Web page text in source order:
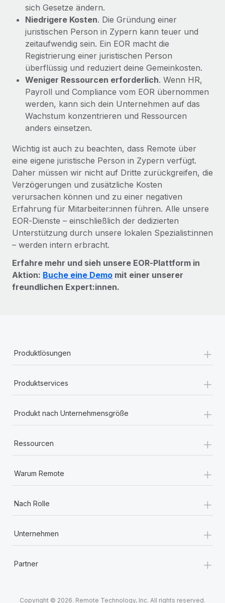
sich Gesetze ändern.
Niedrigere Kosten. Die Gründung einer
juristischen Person in Zypern kann teuer und
zeitaufwendig sein. Ein EOR macht die
Registrierung einer juristischen Person
überflüssig und reduziert deine Gemeinkosten.
Weniger Ressourcen erforderlich. Wenn HR,
Payroll und Compliance vom EOR übernommen
werden, kann sich dein Unternehmen auf das
Wachstum konzentrieren und Ressourcen
anders einsetzen.
Wichtig ist auch zu beachten, dass Remote über
eine eigene juristische Person in Zypern verfügt.
Daher müssen wir nicht auf Dritte zurückgreifen, die
Verzögerungen und zusätzliche Kosten
verursachen können und zu einer negativen
Erfahrung für Mitarbeiter:innen führen. Alle unsere
EOR‑Dienste – einschließlich der dedizierten
Unterstützung durch unsere lokalen Spezialist:innen
– werden intern erbracht.
Erfahre mehr und sieh unsere EOR‑Plattform in
Aktion: Buche eine Demo mit einer unserer
freundlichen Expert:innen.
Produktlösungen +
Produktservices +
Produkt nach Unternehmensgröße +
Ressourcen +
Warum Remote +
Nach Rolle +
Unternehmen +
Partner +
Copyright © 2026. Remote Technology, Inc. All rights reserved.